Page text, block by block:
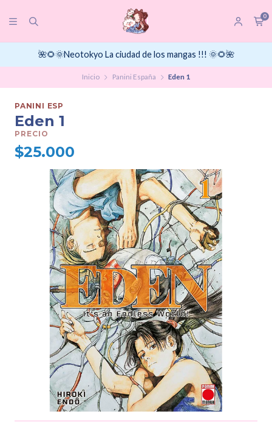
0
🌺🌻🌞Neotokyo La ciudad de los mangas !!! 🌞🌻🌺
Inicio Panini España Eden 1
PANINI ESP
Eden 1
PRECIO
$25.000